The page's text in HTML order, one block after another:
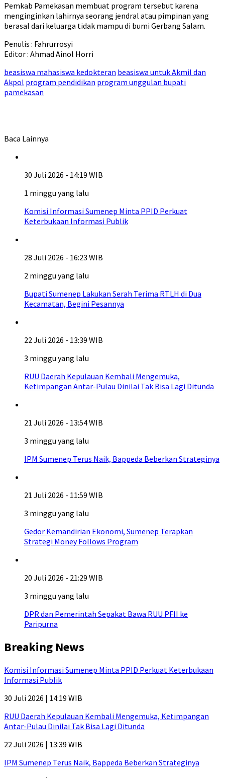
Pemkab Pamekasan membuat program tersebut karena
menginginkan lahirnya seorang jendral atau pimpinan yang
berasal dari keluarga tidak mampu di bumi Gerbang Salam.
Penulis : Fahrurrosyi
Editor : Ahmad Ainol Horri
beasiswa mahasiswa kedokteran beasiswa untuk Akmil dan
Akpol program pendidikan program unggulan bupati
pamekasan
Baca Lainnya
30 Juli 2026 - 14:19 WIB
1 minggu yang lalu
Komisi Informasi Sumenep Minta PPID Perkuat
Keterbukaan Informasi Publik
28 Juli 2026 - 16:23 WIB
2 minggu yang lalu
Bupati Sumenep Lakukan Serah Terima RTLH di Dua
Kecamatan, Begini Pesannya
22 Juli 2026 - 13:39 WIB
3 minggu yang lalu
RUU Daerah Kepulauan Kembali Mengemuka,
Ketimpangan Antar-Pulau Dinilai Tak Bisa Lagi Ditunda
21 Juli 2026 - 13:54 WIB
3 minggu yang lalu
IPM Sumenep Terus Naik, Bappeda Beberkan Strateginya
21 Juli 2026 - 11:59 WIB
3 minggu yang lalu
Gedor Kemandirian Ekonomi, Sumenep Terapkan
Strategi Money Follows Program
20 Juli 2026 - 21:29 WIB
3 minggu yang lalu
DPR dan Pemerintah Sepakat Bawa RUU PFII ke
Paripurna
Breaking News
Komisi Informasi Sumenep Minta PPID Perkuat Keterbukaan
Informasi Publik
30 Juli 2026 | 14:19 WIB
RUU Daerah Kepulauan Kembali Mengemuka, Ketimpangan
Antar-Pulau Dinilai Tak Bisa Lagi Ditunda
22 Juli 2026 | 13:39 WIB
IPM Sumenep Terus Naik, Bappeda Beberkan Strateginya